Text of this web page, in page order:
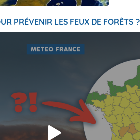
PRÉVENIR LES FEUX DE FORÊTS ?